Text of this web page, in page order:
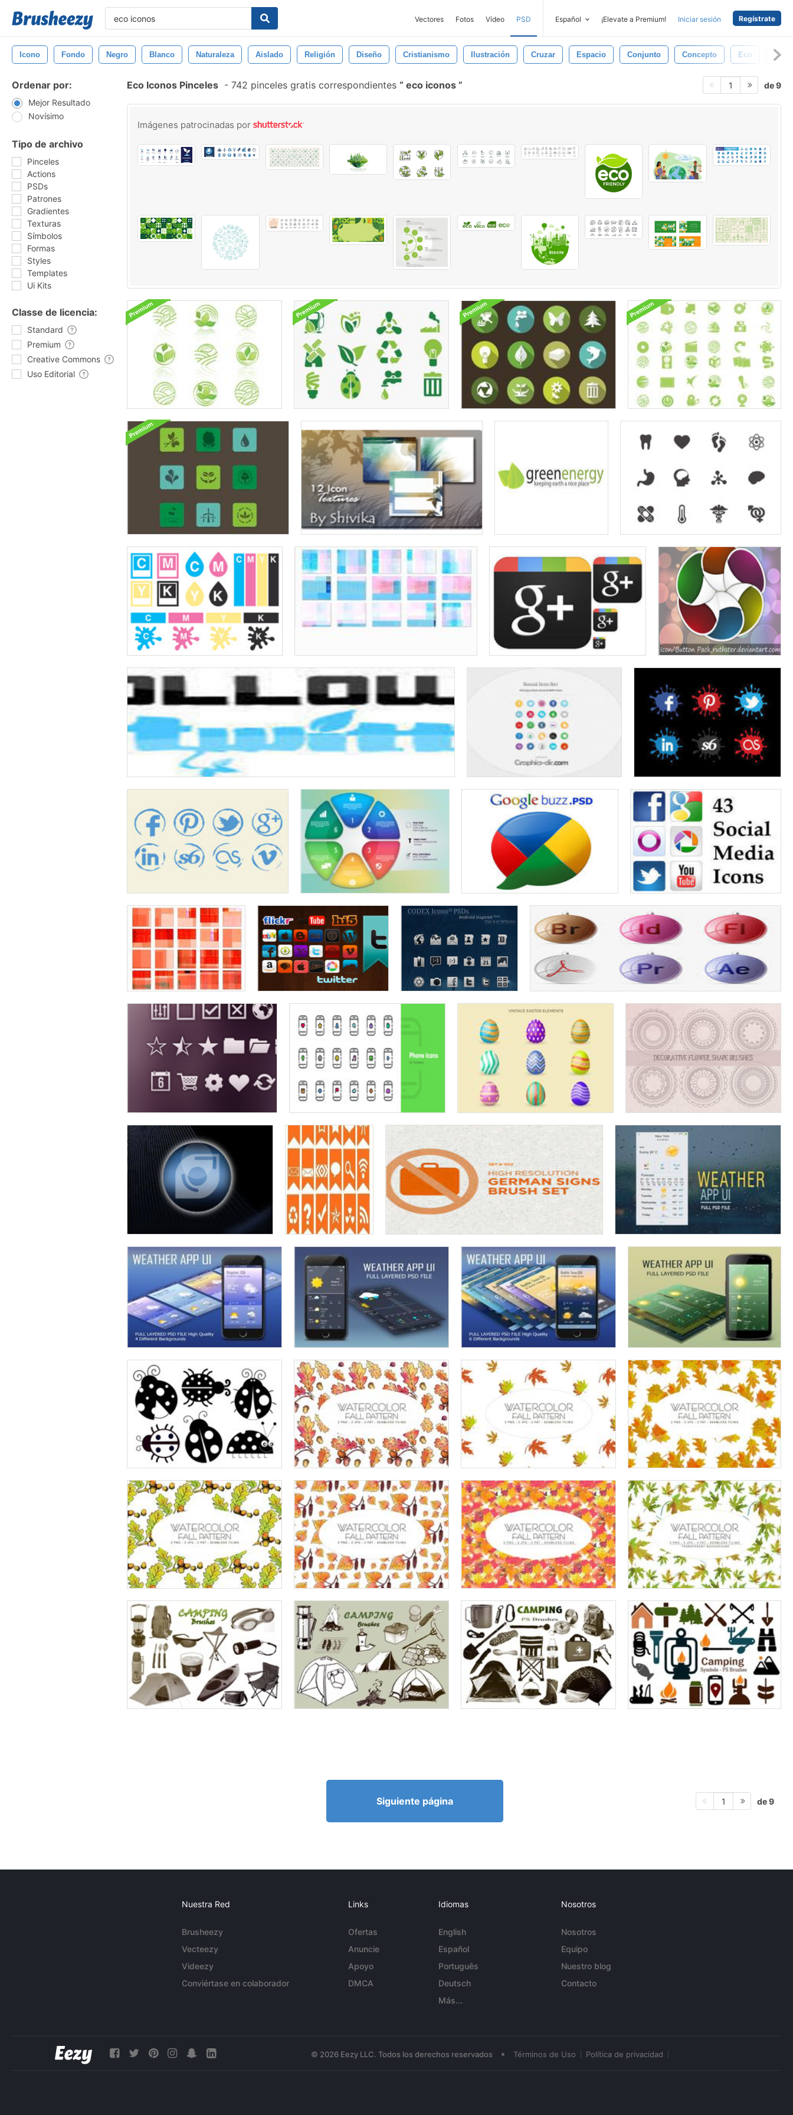
Vectores Fotos Vídeo PSD Español ¡Elevate a Premium! Iniciar sesión Regístrate
Icono Fondo Negro Blanco Naturaleza Aislado Religión Diseño Cristianismo Ilustración Cruzar Espacio Conjunto Concepto Eco
Ordenar por:
Mejor Resultado
Novísimo
Tipo de archivo
Pinceles
Actions
PSDs
Patrones
Gradientes
Texturas
Símbolos
Formas
Styles
Templates
Ui Kits
Classe de licencia:
Standard
Premium
Creative Commons
Uso Editorial
Eco Iconos Pinceles - 742 pinceles gratis correspondientes eco iconos 1 de 9
Imágenes patrocinadas por
Siguiente página 1 de 9
Nuestra Red
Brusheezy
Vecteezy
Videezy
Conviértase en colaborador
Links
Ofertas
Anuncie
Apoyo
DMCA
Idiomas
English
Español
Português
Deutsch
Más...
Nosotros
Nosotros
Equipo
Nuestro blog
Contacto
© 2026 Eezy LLC. Todos los derechos reservados • Términos de Uso Política de privacidad